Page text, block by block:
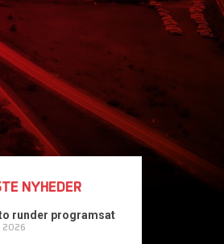
NYHEDER
runder programsat
2026